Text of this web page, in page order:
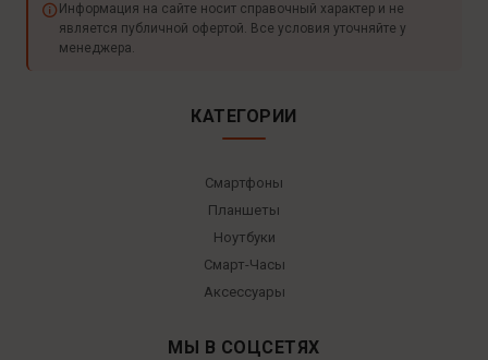
Информация на сайте носит справочный характер и не
является публичной офертой. Все условия уточняйте у
менеджера.
КАТЕГОРИИ
Смартфоны
Планшеты
Ноутбуки
Смарт-Часы
Аксессуары
МЫ В СОЦСЕТЯХ